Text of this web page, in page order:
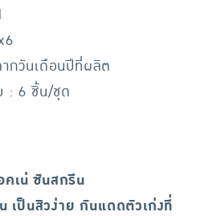
กวันเดือนปีที่ผลิต
: 6 ชิ้น/ชุด
เน่ ซันสกรีน
เป็นสิวง่าย กันแดดตัวเก่งที่